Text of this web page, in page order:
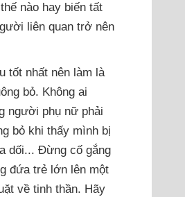
nào hay biến tất
liên quan trở nên
tốt nhất nên làm là
bỏ. Không ai
người phụ nữ phải
bỏ khi thấy mình bị
dối... Đừng cố gắng
đứa trẻ lớn lên một
về tinh thần. Hãy